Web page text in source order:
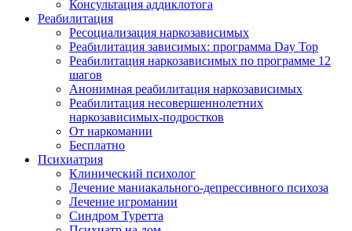
Консультация аддиклотога
Реабилитация
Ресоциализация наркозависимых
Реабилитация зависимых: программа Day Top
Реабилитация наркозависимых по программе 12
шагов
Анонимная реабилитация наркозависимых
Реабилитация несовершеннолетних
наркозависимых-подростков
От наркомании
Бесплатно
Психиатрия
Клинический психолог
Лечение маниакального-депрессивного психоза
Лечение игромании
Синдром Туретта